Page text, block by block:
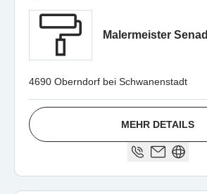
Malermeister Senad
4690 Oberndorf bei Schwanenstadt
MEHR DETAILS